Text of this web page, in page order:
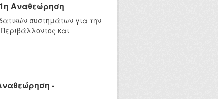
Αναθεώρηση
συστημάτων για την
και
-